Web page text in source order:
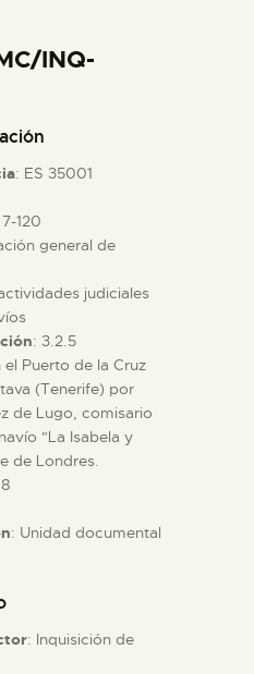
VISITA
INQ-
: ES 35001
120
general de
judiciales
: 3.2.5
el Puerto de la Cruz
(Tenerife) por
de Lugo, comisario
"La Isabela y
de Londres.
: Unidad documental
: Inquisición de